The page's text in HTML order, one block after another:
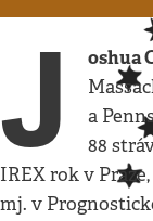
J oshua
a
88
IREX rok v
mj. v